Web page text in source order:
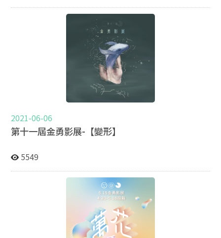
——————————————————————— 第十二屆金勇
影展《捉・迷藏》 ► 05.16（一）18:00 ＠傳院劇場 ►
05.19-20（四、五）線上播映
——————————————————————— 製作人：裘心
慧 執行製作：梁珮綺、謝名鈞 美術：王珮庭、陳翔偉 美
術組員：張庭瀚、江昱杰 影片：郭維仁、蘇修賢 影片組
員：金喆義、曾翊瑄、許嘉榮 活宣：童品瑄、鄞顥、區家
寶 活宣組員：時邦傑、葉品妤、黃薇帆 活動相簿：
https://avlab.nccu.edu.tw/PageAlbum/Detail?
2021-06-06
第十一屆金勇影展-【變形】
5549